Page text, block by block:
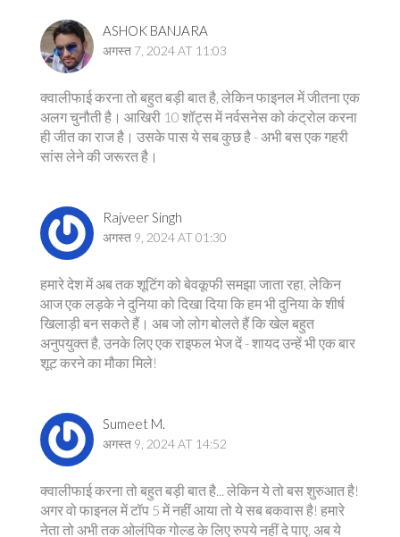
ASHOK BANJARA
अगस्त 7, 2024 AT 11:03
क्वालीफाई करना तो बहुत बड़ी बात है, लेकिन फाइनल में जीतना एक
अलग चुनौती है। आखिरी 10 शॉट्स में नर्वसनेस को कंट्रोल करना
ही जीत का राज है। उसके पास ये सब कुछ है - अभी बस एक गहरी
सांस लेने की जरूरत है।
Rajveer Singh
अगस्त 9, 2024 AT 01:30
हमारे देश में अब तक शूटिंग को बेवकूफी समझा जाता रहा, लेकिन
आज एक लड़के ने दुनिया को दिखा दिया कि हम भी दुनिया के शीर्ष
खिलाड़ी बन सकते हैं। अब जो लोग बोलते हैं कि खेल बहुत
अनुपयुक्त है, उनके लिए एक राइफल भेज दें - शायद उन्हें भी एक बार
शूट करने का मौका मिले!
Sumeet M.
अगस्त 9, 2024 AT 14:52
क्वालीफाई करना तो बहुत बड़ी बात है... लेकिन ये तो बस शुरुआत है!
अगर वो फाइनल में टॉप 5 में नहीं आया तो ये सब बकवास है! हमारे
नेता तो अभी तक ओलंपिक गोल्ड के लिए रुपये नहीं दे पाए, अब ये